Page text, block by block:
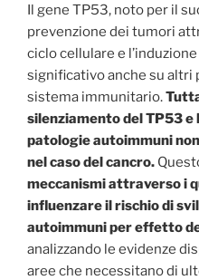
Il gene TP53, noto per il
prevenzione dei tumori
ciclo cellulare e
significativo anche su altri
sistema immunitario.
silenziamento del TP53 e
patologie autoimmuni
nel caso del cancro.
meccanismi attraverso i
influenzare il rischio di
autoimmuni per effetto
analizzando le evidenze
aree che necessitano di